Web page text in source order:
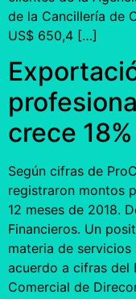
de la Cancillería de
US$ 650,4 […]
crece
Según cifras de
registraron montos
12 meses de 2018.
Financieros. Un
materia de
acuerdo a cifras del
Comercial de